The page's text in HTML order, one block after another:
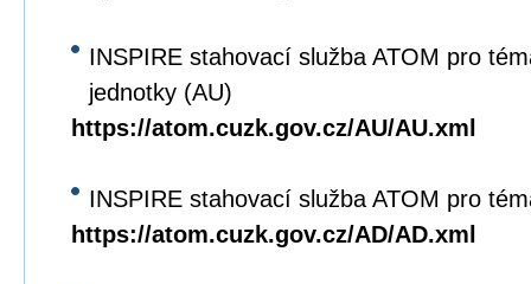
INSPIRE stahovací služba ATOM pro
jednotky (AU)
https://atom.cuzk.gov.cz/AU/AU.xml
INSPIRE stahovací služba ATOM pro
https://atom.cuzk.gov.cz/AD/AD.xml